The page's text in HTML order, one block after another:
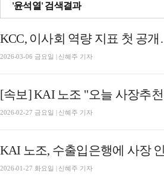
'윤석열' 검색결과
KCC, 이사회 역량 지표 첫 공
2026-03-06 금요일 | 신혜주 기자
[속보] KAI 노조 "오늘 사장추
2026-02-27 금요일 | 신혜주 기자
KAI 노조, 수출입은행에 사장
2026-01-27 화요일 | 신혜주 기자